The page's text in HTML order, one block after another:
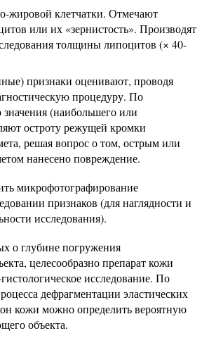
жировой клетчатки. Отмечают
или их «зернистость». Производят
толщины липоцитов (× 40-
признаки оценивают, проводя
процедуру. По
(наибольшего или
остроту режущей кромки
решая вопрос о том, острым или
нанесено повреждение.
микрофотографирование
признаков (для наглядности и
исследования).
о глубине погружения
целесообразно препарат кожи
исследование. По
дефрагментации эластических
кожи можно определить вероятную
объекта.